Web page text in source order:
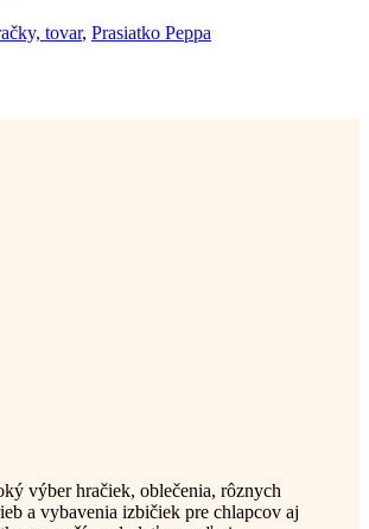
tovar, Prasiatko Peppa
výber hračiek, oblečenia, rôznych
a vybavenia izbičiek pre chlapcov aj